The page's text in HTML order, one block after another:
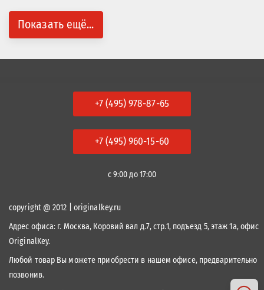
Показать ещё...
+7 (495) 978-87-65
+7 (495) 960-15-60
с 9:00 до 17:00
copyright @ 2012 | originalkey.ru
Адрес офиса: г. Москва, Коровий вал д.7, стр.1, подъезд 5, этаж 1а, офис
OriginalKey.
Любой товар Вы можете приобрести в нашем офисе, предварительно
позвонив.